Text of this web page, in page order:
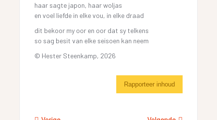
haar sagte japon, haar woljas
en voel liefde in elke vou, in elke draad
dit bekoor my oor en oor dat sy telkens
so sag besit van elke seisoen kan neem
© Hester Steenkamp, 2026
Rapporteer inhoud